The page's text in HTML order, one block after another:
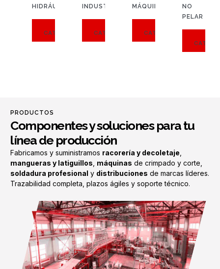
HIDRÁULICA
CATÁLOGO
INDUSTRIAL
CATÁLOGO
MÁQUINAS
CATÁLOGO
NO
PELAR
PRODUCTOS
Componentes y soluciones para tu
línea de producción
Fabricamos y suministramos racorería y decoletaje
mangueras y latiguillos máquinas de crimpado y corte,
soldadura profesional y distribuciones de marcas líderes.
Trazabilidad completa, plazos ágiles y soporte técnico.